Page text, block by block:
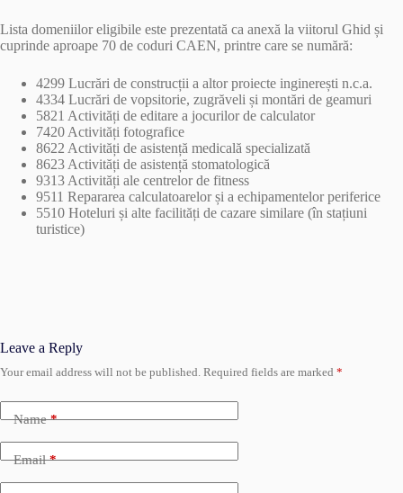
Lista domeniilor eligibile este prezentată ca anexă la viitorul Ghid și
cuprinde aproape 70 de coduri CAEN, printre care se numără:
4299 Lucrări de construcții a altor proiecte inginerești n.c.a.
4334 Lucrări de vopsitorie, zugrăveli și montări de geamuri
5821 Activități de editare a jocurilor de calculator
7420 Activități fotografice
8622 Activități de asistență medicală specializată
8623 Activități de asistență stomatologică
9313 Activități ale centrelor de fitness
9511 Repararea calculatoarelor și a echipamentelor periferice
5510 Hoteluri și alte facilități de cazare similare (în stațiuni
turistice)
Leave a Reply
Your email address will not be published. Required fields are marked *
Name*
Email*